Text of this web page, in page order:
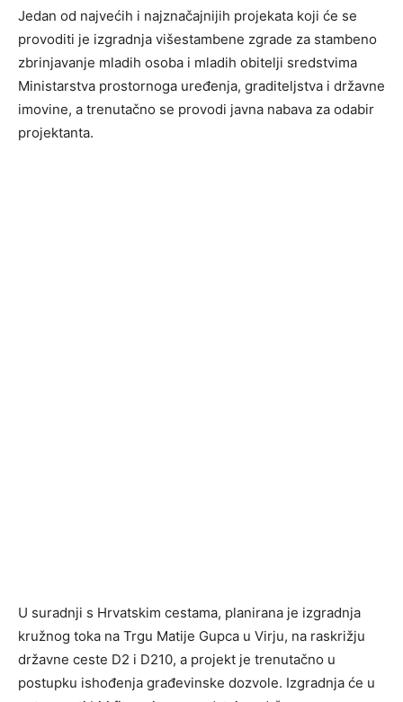
Jedan od najvećih i najznačajnijih projekata koji će se
provoditi je izgradnja višestambene zgrade za stambeno
zbrinjavanje mladih osoba i mladih obitelji sredstvima
Ministarstva prostornoga uređenja, graditeljstva i državne
imovine, a trenutačno se provodi javna nabava za odabir
projektanta.
U suradnji s Hrvatskim cestama, planirana je izgradnja
kružnog toka na Trgu Matije Gupca u Virju, na raskrižju
državne ceste D2 i D210, a projekt je trenutačno u
postupku ishođenja građevinske dozvole. Izgradnja će u